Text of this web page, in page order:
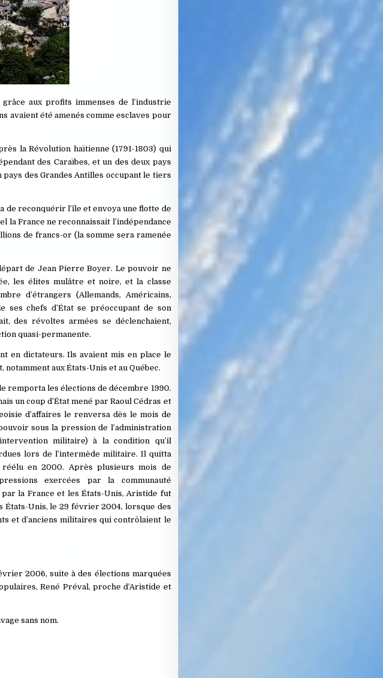
aux profits immenses de l’industrie
avaient été amenés comme esclaves pour
la Révolution haïtienne (1791-1803) qui
des Caraïbes, et un des deux pays
pays des Grandes Antilles occupant le tiers
de reconquérir l’île et envoya une flotte de
la France ne reconnaissait l’indépendance
de francs-or (la somme sera ramenée
de Jean Pierre Boyer. Le pouvoir ne
les élites mulâtre et noire, et la classe
d’étrangers (Allemands, Américains,
ses chefs d’État se préoccupant de son
des révoltes armées se déclenchaient,
quasi-permanente.
en dictateurs. Ils avaient mis en place le
aux États-Unis et au Québec.
remporta les élections de décembre 1990.
un coup d’État mené par Raoul Cédras et
d’affaires le renversa dès le mois de
sous la pression de l’administration
militaire) à la condition qu’il
lors de l’intermède militaire. Il quitta
en 2000. Après plusieurs mois de
exercées par la communauté
la France et les États-Unis, Aristide fut
États-Unis, le 29 février 2004, lorsque des
et d’anciens militaires qui contrôlaient le
2006, suite à des élections marquées
René Préval, proche d’Aristide et
sans nom.